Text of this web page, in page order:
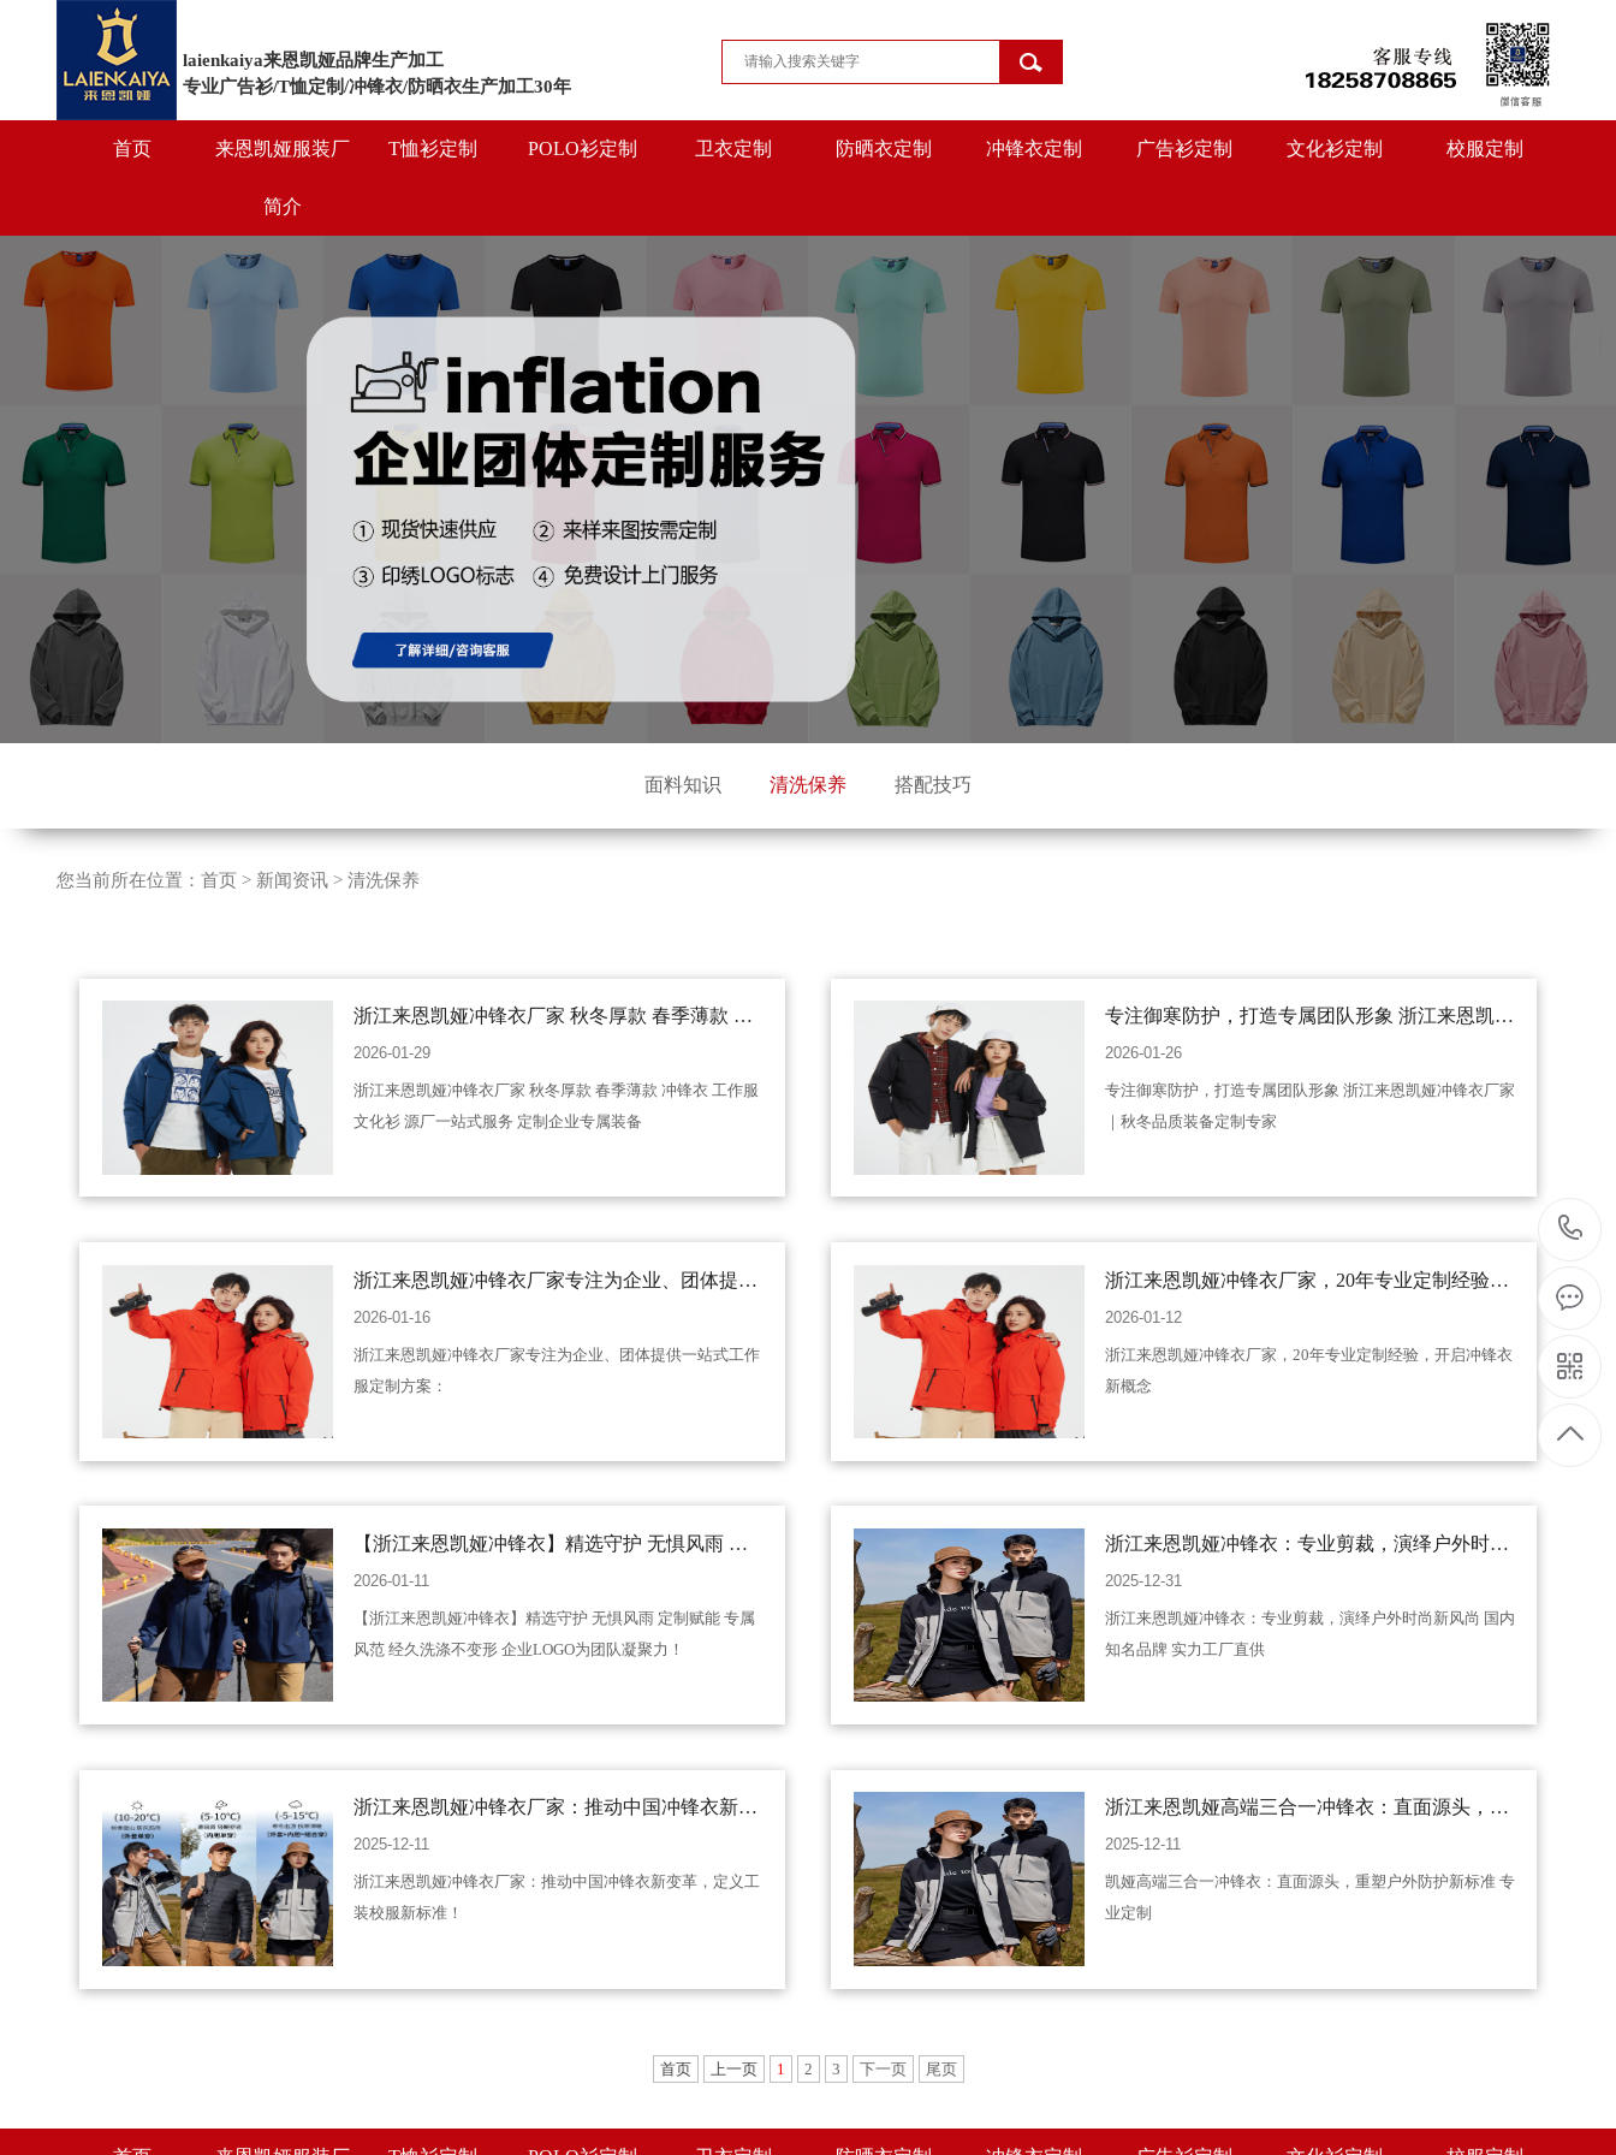
laienkaiya来恩凯娅品牌生产加工
专业广告衫/T恤定制/冲锋衣/防晒衣生产加工30年
首页 来恩凯娅服装厂
简介
T恤衫定制 POLO衫定制 卫衣定制 防晒衣定制 冲锋衣定制 广告衫定制 文化衫定制 校服定制
面料知识 清洗保养 搭配技巧
您当前所在位置： 首页 > 新闻资讯 > 清洗保养
浙江来恩凯娅冲锋衣厂家 秋冬厚款 春季薄款 冲
锋衣 工作服 文化衫 源厂一站式服务 定制企业专
属装备
2026-01-29
浙江来恩凯娅冲锋衣厂家 秋冬厚款 春季薄款 冲锋衣 工作服
文化衫 源厂一站式服务 定制企业专属装备
专注御寒防护，打造专属团队形象 浙江来恩凯娅
冲锋衣厂家｜秋冬品质装备定制专家
2026-01-26
专注御寒防护，打造专属团队形象 浙江来恩凯娅冲锋衣厂家
｜秋冬品质装备定制专家
浙江来恩凯娅冲锋衣厂家专注为企业、团体提供
一站式工作服定制方案：
2026-01-16
浙江来恩凯娅冲锋衣厂家专注为企业、团体提供一站式工作
服定制方案：
浙江来恩凯娅冲锋衣厂家，20年专业定制经验，
开启冲锋衣新概念​
2026-01-12
浙江来恩凯娅冲锋衣厂家，20年专业定制经验，开启冲锋衣
新概念​
【浙江来恩凯娅冲锋衣】精选守护 无惧风雨 定
制赋能 专属风范 经久洗涤不变形 企业LOGO为
团队聚力！
2026-01-11
【浙江来恩凯娅冲锋衣】精选守护 无惧风雨 定制赋能 专属
风范 经久洗涤不变形 企业LOGO为团队凝聚力！
浙江来恩凯娅冲锋衣：专业剪裁，演绎户外时尚
新风尚 国内知名品牌 实力工厂直供
2025-12-31
浙江来恩凯娅冲锋衣：专业剪裁，演绎户外时尚新风尚 国内
知名品牌 实力工厂直供
浙江来恩凯娅冲锋衣厂家：推动中国冲锋衣新变
革，定义工装校服新标准！
2025-12-11
浙江来恩凯娅冲锋衣厂家：推动中国冲锋衣新变革，定义工
装校服新标准！
浙江来恩凯娅高端三合一冲锋衣：直面源头，重
塑户外防护新标准 专业定制
2025-12-11
凯娅高端三合一冲锋衣：直面源头，重塑户外防护新标准 专
业定制
首页 上一页 1 2 3 下一页 尾页